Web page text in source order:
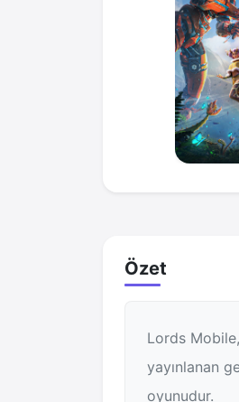
Özet
Lords
yayınlanan
oyunudur.